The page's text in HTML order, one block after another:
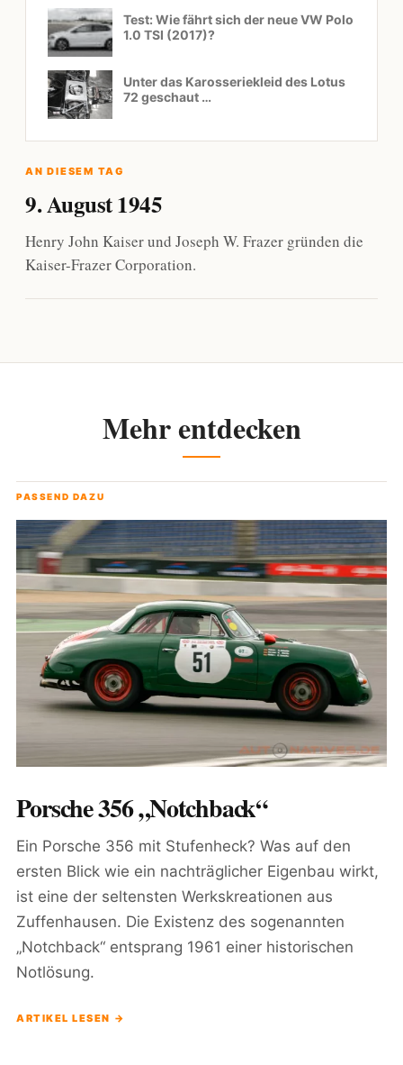
Test: Wie fährt sich der neue VW Polo
1.0 TSI (2017)?
Unter das Karosseriekleid des Lotus
72 geschaut …
AN DIESEM TAG
9. August 1945
Henry John Kaiser und Joseph W. Frazer gründen die
Kaiser-Frazer Corporation.
Mehr entdecken
PASSEND DAZU
Porsche 356 „Notchback“
Ein Porsche 356 mit Stufenheck? Was auf den
ersten Blick wie ein nachträglicher Eigenbau wirkt,
ist eine der seltensten Werkskreationen aus
Zuffenhausen. Die Existenz des sogenannten
„Notchback“ entsprang 1961 einer historischen
Notlösung.
ARTIKEL LESEN →